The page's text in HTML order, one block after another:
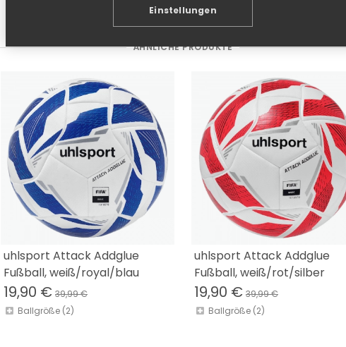
Einstellungen
ÄHNLICHE PRODUKTE
uhlsport Attack Addglue
Fußball, weiß/royal/blau
19,90 € 39,99 €
Ballgröße (2)
uhlsport Attack Addglue
Fußball, weiß/rot/silber
19,90 € 39,99 €
Ballgröße (2)